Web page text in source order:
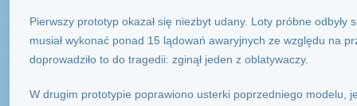
Pierwszy prototyp okazał się niezbyt udany. Loty próbne
musiał wykonać ponad 15 lądowań awaryjnych ze względu na
doprowadziło to do tragedii: zginął jeden z oblatywaczy.
W drugim prototypie poprawiono usterki poprzedniego modelu,